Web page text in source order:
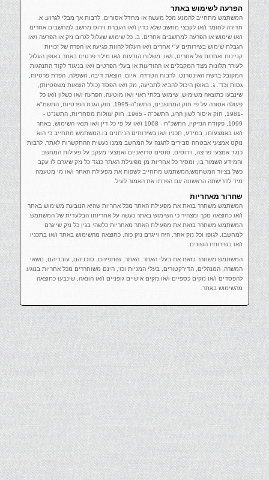
הפרעה לשימוש באתר
המשתמש מתחייב להמנע מכל מעשה או מחדל אסורים, לרבות אך מבלי לגרוע: א.
חדירה לחומר ו/או לקבצי מחשב שלא כדין ו/או העברת וירוס מחשב למחשבים אחרים
ו/או שימוש או הפרעה למחשבים אחרים. ב. כל שימוש שעלול לגרום נזק או הפרעה ו/או
הגבלת שימוש בשירותים ע"י אחרים ו/או העלול להוות פגיעה או הפרה של זכויות
קניינות ואחרות של אחרים, ו/או, משלוח הודעות ו/או מילוי פרטים באתר באופן העלול
לעורר תלונות מצד המקבלים או ההודעות או בעלי הפרטים ו/או בניגוד לקוד התנהגות
המקובל ברשת האינטרנט, לרבות הטרדה, איום, הוצאת דיבה, השפלה, הפרת פרטיות,
גסות וכד'. ג. באופן היכול להביא לתביעה, נזק ו/או הפסד (כולל הוצאות משפטיות),
שינבעו כתוצאה משימוש, שימוש בלתי ראוי ו/או מוטעה, הפרעה ו/או כשלון ו/או כל
פעולה אסורה על פי חוק המחשבים, התשנ"ה-1995, חוק הגנת הפרטיות, התשמ"א
-1981, חוק איסור לשון הרע, התשכ"ה - 1965, חוק עוולות מסחריות, התשנ"ט -
1999, פקודת הנזיקין, התשכ"ח - 1968 ו/או על פי כל דין ו/או תנאי השימוש, באתר
ו/או באמצעותו, במידע, תכניו ו/או בשירותים הניתנים בו.המשתמש מתחייב כי הוא
נוקט אמצעי אבטחה סבירים להגנה על המחשב ממנו נעשית ההתקשרות לאתר, לרבות
כנגד אמצעי פריצה, וירוסים, סוסים טרויאניים ואמצעי מעקב על פעילות המחשב
והמידע השמור בו, ומסיר כל אחריות מן מפעילת האתר כנגד כל נזק שיגרם לו עקב
כשל בציוד המשתמש.המשתמש מתחייב לשפות את מפעילת האתר ו/או מי מטעמה
מיד לדרישתה הראשונה עם הפרתו את האמור לעיל.
שחרור מאחריות
המשתמש משחרר בזאת את מפעילת האתר מכל אחריות שהיא הנובעת משימוש באתר
ו/או כתוצאה מכך ומצהיר כי השימוש באתר נעשה על אחריותו הבלעדית של המשתמש.
המשתמש משחרר בזאת את מפעילת האתר מאחריות כלשהי בגין כל נזק שייגרם
למחשבו, לגופו וכל נזק אחר, היה וייגרם נזק כזה, כתוצאה מהשימוש באתר ו/או בתכניו
ו/או בשירותיו השונים.
המשתמש משחרר בזאת את בעלי האתר, האתר, שותפיהם, סוכניהם, עובדיהם, נושאי
המשרה, המנהלים, הדירקטורים, בעלי המניות וכו', הינם משוחררים מכל אחריות בנוגע
להפסדים ו/או נזקים כספיים ו/או נזקים אישיים גופניים ו/או הונאה, שינבעו כתוצאה
מהשימוש באתר.